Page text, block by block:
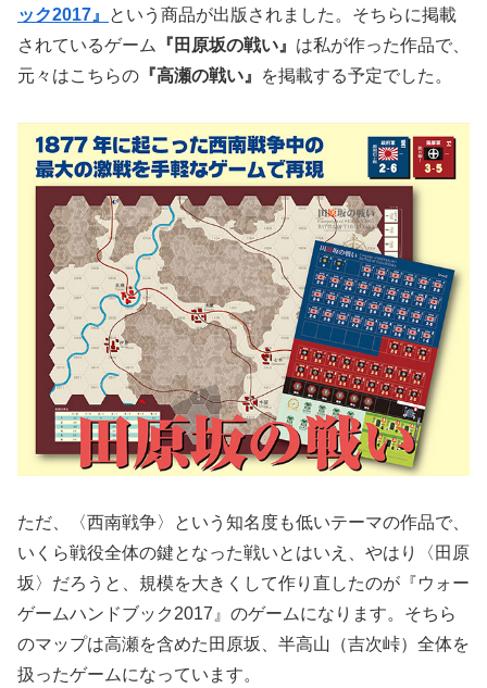
ック2017』
という商品が出版されました。そちらに掲載
されているゲーム
『田原坂の戦い』 は私が作った作品で、
元々はこちらの 『高瀬の戦い』 を掲載する予定でした。
ただ、〈西南戦争〉という知名度も低いテーマの作品で、
いくら戦役全体の鍵となった戦いとはいえ、やはり〈田原
坂〉だろうと、規模を大きくして作り直したのが『ウォー
ゲームハンドブック2017』のゲームになります。そちら
のマップは高瀬を含めた田原坂、半高山（吉次峠）全体を
扱ったゲームになっています。